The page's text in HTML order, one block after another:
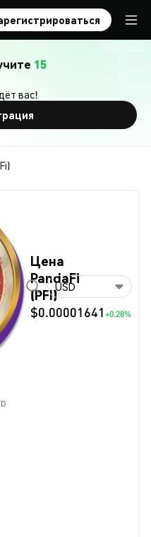
15
вас!
Цена
PandaFi
(PFI)
$0.00001641 +0.28%
USD